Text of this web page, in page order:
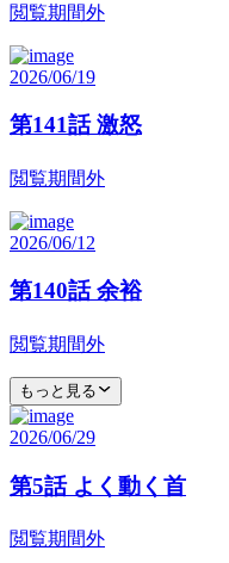
閲覧期間外
2026/06/19
第141話 激怒
閲覧期間外
2026/06/12
第140話 余裕
閲覧期間外
もっと見る
2026/06/29
第5話 よく動く首
閲覧期間外